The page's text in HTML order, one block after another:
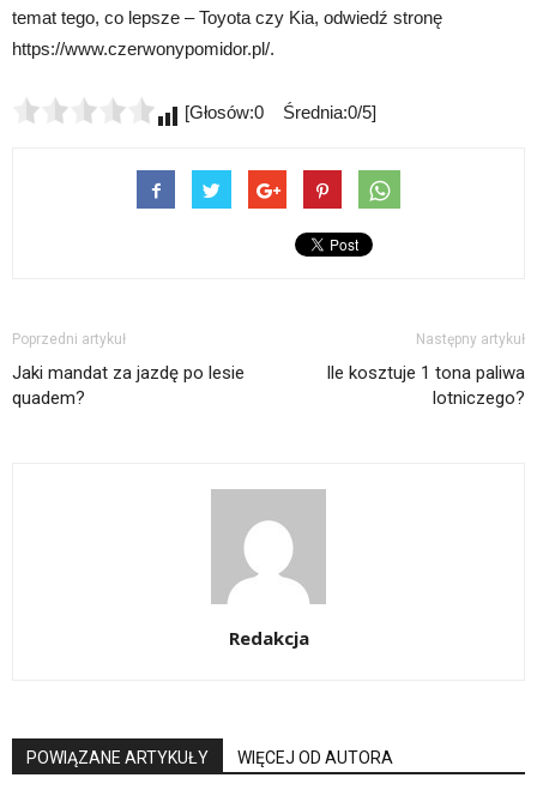
temat tego, co lepsze – Toyota czy Kia, odwiedź stronę
https://www.czerwonypomidor.pl/.
[Głosów:0 Średnia:0/5]
Poprzedni artykuł
Jaki mandat za jazdę po lesie
quadem?
Następny artykuł
Ile kosztuje 1 tona paliwa
lotniczego?
Redakcja
POWIĄZANE ARTYKUŁY WIĘCEJ OD AUTORA